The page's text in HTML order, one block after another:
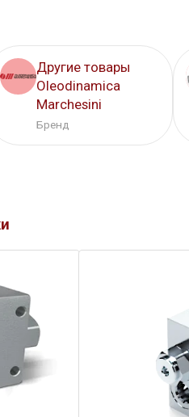
Другие товары
Oleodinamica
Marchesini
Бренд